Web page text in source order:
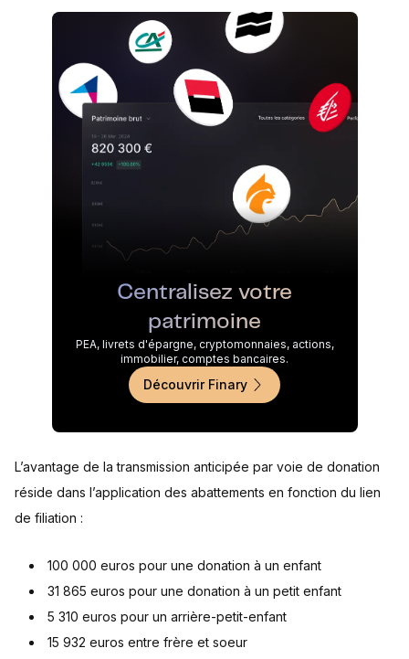
Centralisez votre
patrimoine
PEA, livrets d'épargne, cryptomonnaies, actions,
immobilier, comptes bancaires.
Découvrir Finary
L’avantage de la transmission anticipée par voie de donation
réside dans l’application des abattements en fonction du lien
de filiation :
100 000 euros pour une donation à un enfant
31 865 euros pour une donation à un petit enfant
5 310 euros pour un arrière-petit-enfant
15 932 euros entre frère et soeur